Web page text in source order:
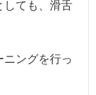
しても、滑舌
ニングを行っ